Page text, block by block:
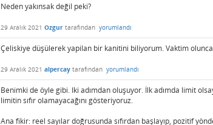
Neden yakınsak değil peki?
29 Aralık 2021 Ozgur tarafından yorumlandı
Çeliskiye düşülerek yapilan bir kanitini biliyorum. Vaktim
29 Aralık 2021 alpercay tarafından yorumlandı
Benimki de öyle gibi. Iki adımdan oluşuyor. İlk adımda limit
limitin sıfır olamayacağını gösteriyoruz.
Ana fikir: reel sayılar doğrusunda sıfırdan başlayıp, pozitif